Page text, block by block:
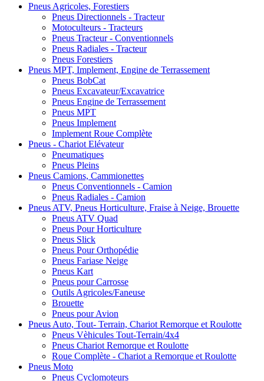
Pneus Agricoles, Forestiers
Pneus Directionnels - Tracteur
Motoculteurs - Tracteurs
Pneus Tracteur - Conventionnels
Pneus Radiales - Tracteur
Pneus Forestiers
Pneus MPT, Implement, Engine de Terrassement
Pneus BobCat
Pneus Excavateur/Excavatrice
Pneus Engine de Terrassement
Pneus MPT
Pneus Implement
Implement Roue Complète
Pneus - Chariot Elévateur
Pneumatiques
Pneus Pleins
Pneus Camions, Cammionettes
Pneus Conventionnels - Camion
Pneus Radiales - Camion
Pneus ATV, Pneus Horticulture, Fraise à Neige, Brouette
Pneus ATV Quad
Pneus Pour Horticulture
Pneus Slick
Pneus Pour Orthopédie
Pneus Fariase Neige
Pneus Kart
Pneus pour Carrosse
Outils Agricoles/Faneuse
Brouette
Pneus pour Avion
Pneus Auto, Tout- Terrain, Chariot Remorque et Roulotte
Pneus Vèhicules Tout-Terrain/4x4
Pneus Chariot Remorque et Roulotte
Roue Complète - Chariot a Remorque et Roulotte
Pneus Moto
Pneus Cyclomoteurs